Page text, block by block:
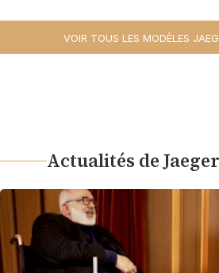
VOIR TOUS LES MODÈLES
Actualités de